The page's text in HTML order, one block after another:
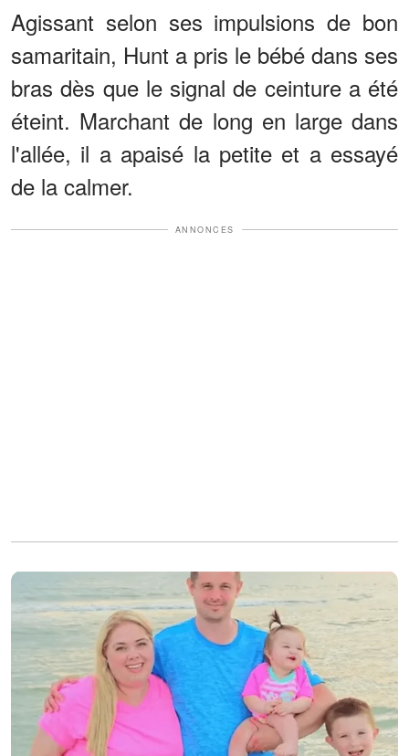
Agissant selon ses impulsions de bon
samaritain, Hunt a pris le bébé dans ses
bras dès que le signal de ceinture a été
éteint. Marchant de long en large dans
l'allée, il a apaisé la petite et a essayé
de la calmer.
ANNONCES